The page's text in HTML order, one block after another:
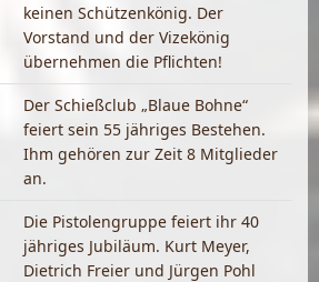
keinen Schützenkönig. Der
Vorstand und der Vizekönig
übernehmen die Pflichten!
Der Schießclub „Blaue Bohne“
feiert sein 55 jähriges Bestehen.
Ihm gehören zur Zeit 8 Mitglieder
an.
Die Pistolengruppe feiert ihr 40
jähriges Jubiläum. Kurt Meyer,
Dietrich Freier und Jürgen Pohl